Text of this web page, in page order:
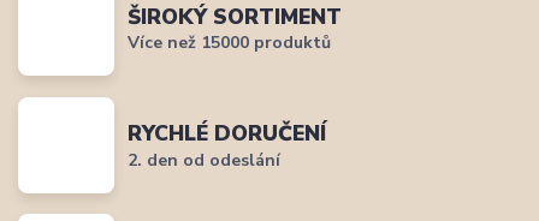
ŠIROKÝ SORTIMENT
Více než 15000 produktů
RYCHLÉ DORUČENÍ
2. den od odeslání